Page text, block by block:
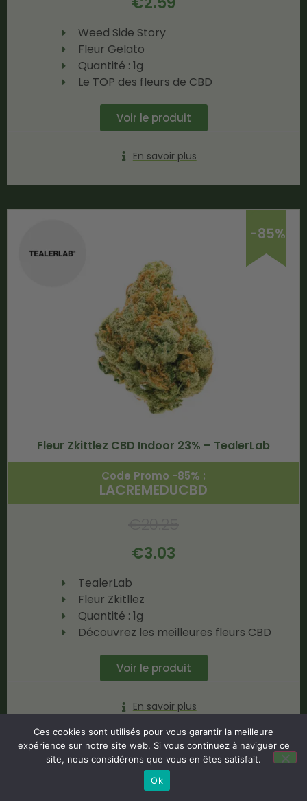
Weed Side Story
Fleur Gelato
Quantité : 1g
Le TOP des fleurs de CBD
Voir le produit
En savoir plus
-85%
Fleur Zkittlez CBD Indoor 23% – TealerLab
Code Promo -85% :
LACREMEDUCBD
€3.03
TealerLab
Fleur Zkitllez
Quantité : 1g
Découvrez les meilleures fleurs CBD
Voir le produit
En savoir plus
Ces cookies sont utilisés pour vous garantir la meilleure
expérience sur notre site web. Si vous continuez à naviguer ce
site, nous considérons que vous en êtes satisfait.
Ok